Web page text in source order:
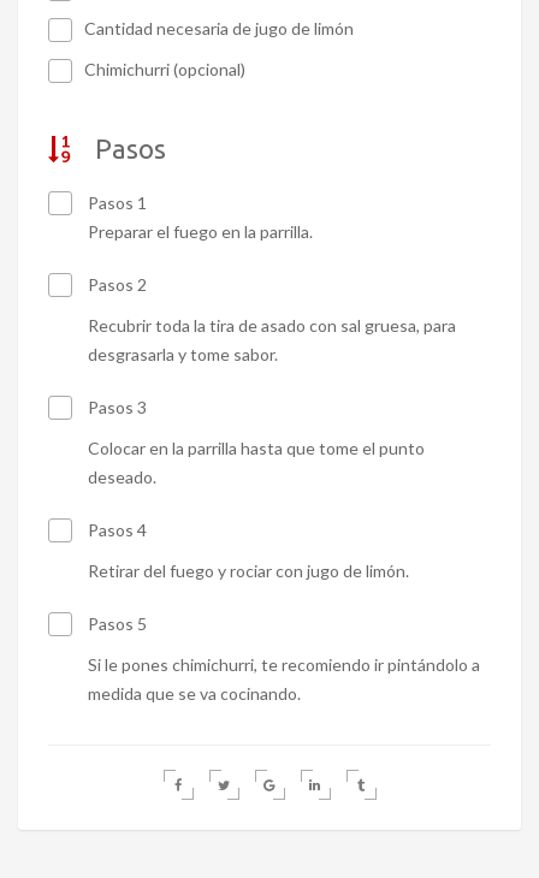
Cantidad necesaria de jugo de limón
Chimichurri (opcional)
Pasos
Pasos 1
Preparar el fuego en la parrilla.
Pasos 2
Recubrir toda la tira de asado con sal gruesa, para
desgrasarla y tome sabor.
Pasos 3
Colocar en la parrilla hasta que tome el punto
deseado.
Pasos 4
Retirar del fuego y rociar con jugo de limón.
Pasos 5
Si le pones chimichurri, te recomiendo ir pintándolo a
medida que se va cocinando.